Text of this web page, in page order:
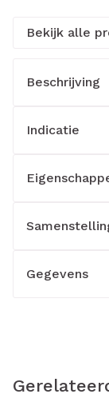
Bekijk alle
Beschrijving
Indicatie
Gegevens